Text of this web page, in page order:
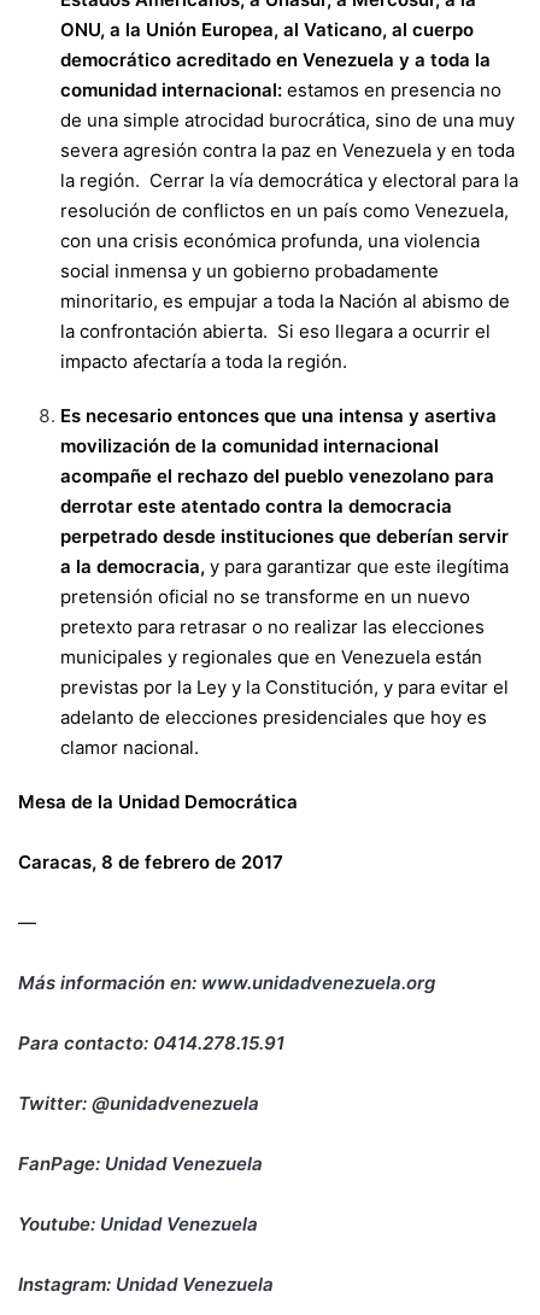
ONU, a la Unión Europea, al Vaticano, al cuerpo
democrático acreditado en Venezuela y a toda la
comunidad internacional: estamos en presencia no
de una simple atrocidad burocrática, sino de una muy
severa agresión contra la paz en Venezuela y en toda
la región. Cerrar la vía democrática y electoral para la
resolución de conflictos en un país como Venezuela,
con una crisis económica profunda, una violencia
social inmensa y un gobierno probadamente
minoritario, es empujar a toda la Nación al abismo de
la confrontación abierta. Si eso llegara a ocurrir el
impacto afectaría a toda la región.
Es necesario entonces que una intensa y asertiva
movilización de la comunidad internacional
acompañe el rechazo del pueblo venezolano para
derrotar este atentado contra la democracia
perpetrado desde instituciones que deberían servir
a la democracia, y para garantizar que este ilegítima
pretensión oficial no se transforme en un nuevo
pretexto para retrasar o no realizar las elecciones
municipales y regionales que en Venezuela están
previstas por la Ley y la Constitución, y para evitar el
adelanto de elecciones presidenciales que hoy es
clamor nacional.
Mesa de la Unidad Democrática
Caracas, 8 de febrero de 2017
—
Más información en: www.unidadvenezuela.org
Para contacto: 0414.278.15.91
Twitter: @unidadvenezuela
FanPage: Unidad Venezuela
Youtube: Unidad Venezuela
Instagram: Unidad Venezuela